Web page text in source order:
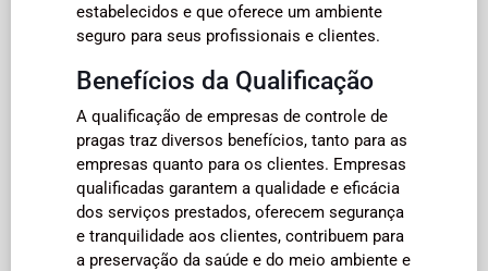
estabelecidos e que oferece um ambiente
seguro para seus profissionais e clientes.
Benefícios da Qualificação
A qualificação de empresas de controle de
pragas traz diversos benefícios, tanto para as
empresas quanto para os clientes. Empresas
qualificadas garantem a qualidade e eficácia
dos serviços prestados, oferecem segurança
e tranquilidade aos clientes, contribuem para
a preservação da saúde e do meio ambiente e